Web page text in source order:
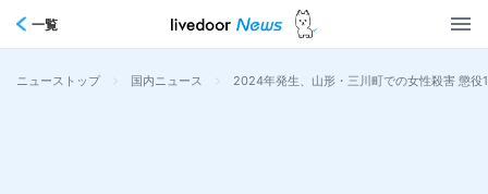
一覧
ニューストップ > 国内ニュース > 2024年発生、山形・三川町での女性殺害 懲役